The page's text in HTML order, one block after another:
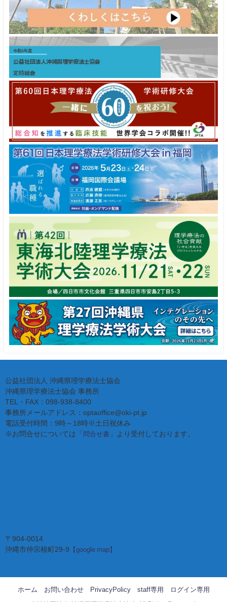
公益社団法人 沖縄県理学療法士協会
沖縄県理学療法士協会 事務所
TEL・FAX：098-938-8400
事務所メールアドレス：optaoffice@oki-pt.jp
電話受付時間：9時～18時※土日祝休み
※お問合せについては「 問合せ書 」より受付しております。
〒904-0014
沖縄市仲宗根町29-9 【google map】
ホーム お問い合わせ PrivacyPolicy staff専用 ログイン専用